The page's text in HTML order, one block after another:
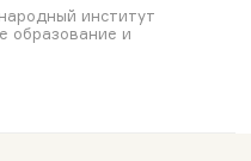
институт
образование и